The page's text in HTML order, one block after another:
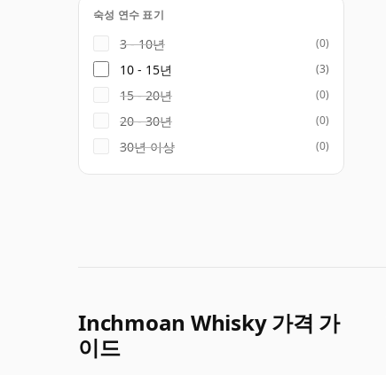
숙성 연수 표기
3 - 10년 (0)
10 - 15년 (3)
15 - 20년 (0)
20 - 30년 (0)
30년 이상 (0)
Inchmoan Whisky 가격 가
이드